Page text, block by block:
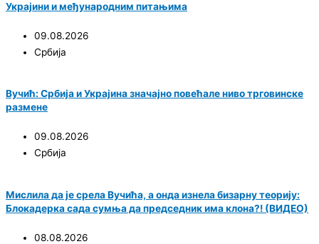
Украјини и међународним питањима
09.08.2026
Србија
Вучић: Србија и Украјина значајно повећале ниво трговинске
размене
09.08.2026
Србија
Мислила да је срела Вучића, а онда изнела бизарну теорију:
Блокадерка сада сумња да председник има клона?! (ВИДЕО)
08.08.2026